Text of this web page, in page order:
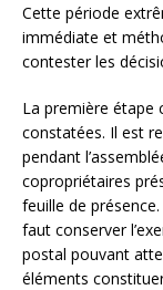
Cette période
immédiate et
contester les
La première étape
constatées. Il est
pendant
copropriétaires
feuille de
faut conserver
postal pouvant
éléments